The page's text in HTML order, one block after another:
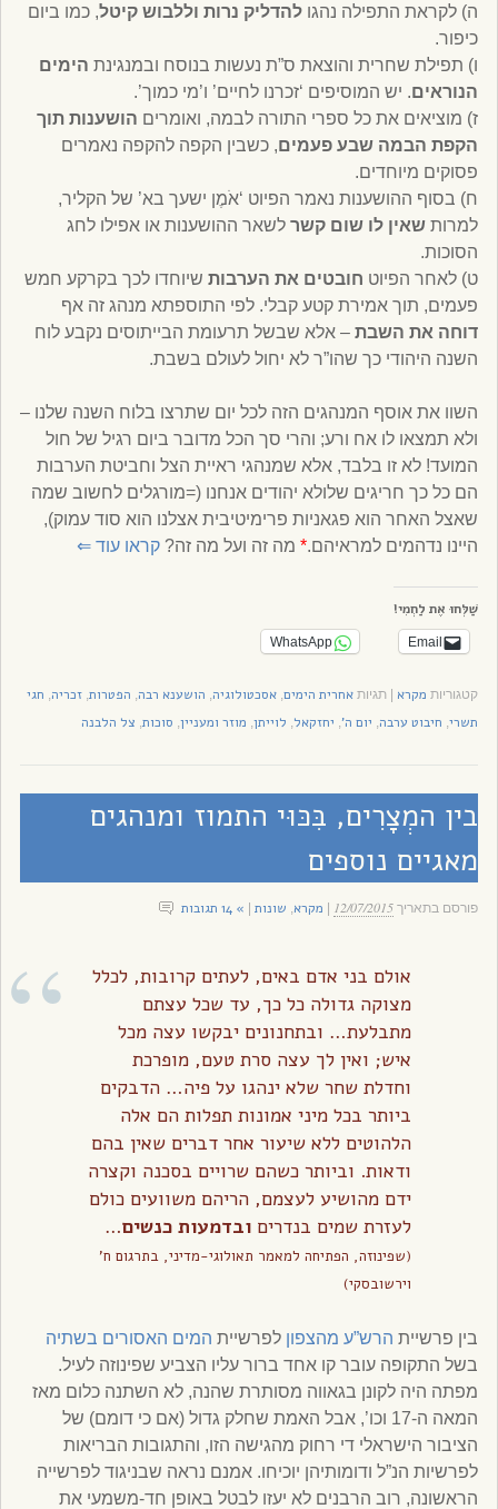
ה) לקראת התפילה נהגולהדליק נרות וללבוש קיטל, כמו ביום
כיפור.
ו) תפילת שחרית והוצאת ס”ת נעשות בנוסח ובמנגינת הימים
הנוראים. יש המוסיפים ‘זכרנו לחיים’ ו’מי כמוך’.
ז) מוציאים את כל ספרי התורה לבמה, ואומרים הושענות תוך
הקפת הבמה שבע פעמים, כשבין הקפה להקפה נאמרים
פסוקים מיוחדים.
ח) בסוף ההושענות נאמר הפיוט ‘אֹמֶן ישעך בא’ של הקליר,
למרותשאין לו שום קשר לשאר ההושענות או אפילו לחג
הסוכות.
ט) לאחר הפיוט חובטים את הערבות שיוחדו לכך בקרקע חמש
פעמים, תוך אמירת קטע קבלי. לפי התוספתא מנהג זה אף
דוחה את השבת – אלא שבשל תרעומת הבייתוסים נקבע לוח
השנה היהודי כך שהו”ר לא יחול לעולם בשבת.
השוו את אוסף המנהגים הזה לכל יום שתרצו בלוח השנה שלנו –
ולא תמצאו לו אח ורע; והרי סך הכל מדובר ביום רגיל של חול
המועד! לא זו בלבד, אלא שמנהגי ראיית הצל וחביטת הערבות
הם כל כך חריגים שלולא יהודים אנחנו (=מורגלים לחשוב שמה
שאצל האחר הוא פגאניות פרימיטיבית אצלנו הוא סוד עמוק),
היינו נדהמים למראיהם.* מה זה ועל מה זה?קראו עוד⇐
שַׁלְּחוּ אֶת לַחְמִי!
Email
WhatsApp
קטגוריות מקרא |תגיותאחרית הימים,אסכטולוגיה, הושענא רבה, הפטרות,זכריה, חגי
תשרי, חיבוט ערבה, יום ה', יחזקאל, לוייתן, מוזר ומעניין, סוכות, צל הלבנה
בין המְצָרִים, בִּכּוּי התמוז ומנהגים
מאגיים נוספים
פורסם בתאריך12/07/2015 מקרא, שונות » 14 תגובות
אולם בני אדם באים, לעתים קרובות, לכלל
מצוקה גדולה כל כך, עד שכל עצתם
מתבלעת… ובתחנונים יבקשו עצה מכל
איש; ואין לך עצה סרת טעם, מופרכת
וחדלת שחר שלא ינהגו על פיה… הדבקים
ביותר בכל מיני אמונות תפלות הם אלה
הלהוטים ללא שיעור אחר דברים שאין בהם
ודאות. וביותר כשהם שרויים בסכנה וקצרה
ידם מהושיע לעצמם, הריהם משוועים כולם
לעזרת שמים בנדריםובדמעות כנשים…
(שפינוזה, הפתיחה למאמר תאולוגי-מדיני, בתרגום ח’
וירשובסקי)
בין פרשיית הרש”ע מהצפון לפרשיית המים האסורים בשתיה
בשל התקופה עובר קו אחד ברור עליו הצביע שפינוזה לעיל.
מפתה היה לקונן בגאווה מסותרת שהנה, לא השתנה כלום מאז
המאה ה-17 וכו’, אבל האמת שחלק גדול (אם כי דומם) של
הציבור הישראלי די רחוק מהגישה הזו, והתגובות הבריאות
לפרשיות הנ”ל ודומותיהן יוכיחו. אמנם נראה שבניגוד לפרשייה
הראשונה, רוב הרבנים לא יעזו לבטל באופן חד-משמעי את